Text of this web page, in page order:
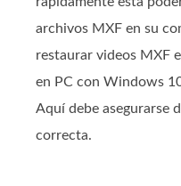
archivos MXF en su
restaurar videos MXF
en PC con Windows
Aquí debe asegurarse
correcta.